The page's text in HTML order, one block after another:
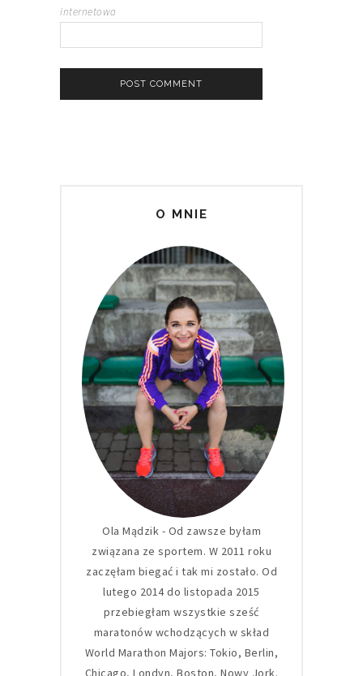
internetowa
O MNIE
Ola Mądzik - Od zawsze byłam
związana ze sportem. W 2011 roku
zaczęłam biegać i tak mi zostało. Od
lutego 2014 do listopada 2015
przebiegłam wszystkie sześć
maratonów wchodzących w skład
World Marathon Majors: Tokio, Berlin,
Chicago, Londyn, Boston, Nowy Jork.